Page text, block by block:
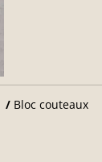
/ Bloc couteaux